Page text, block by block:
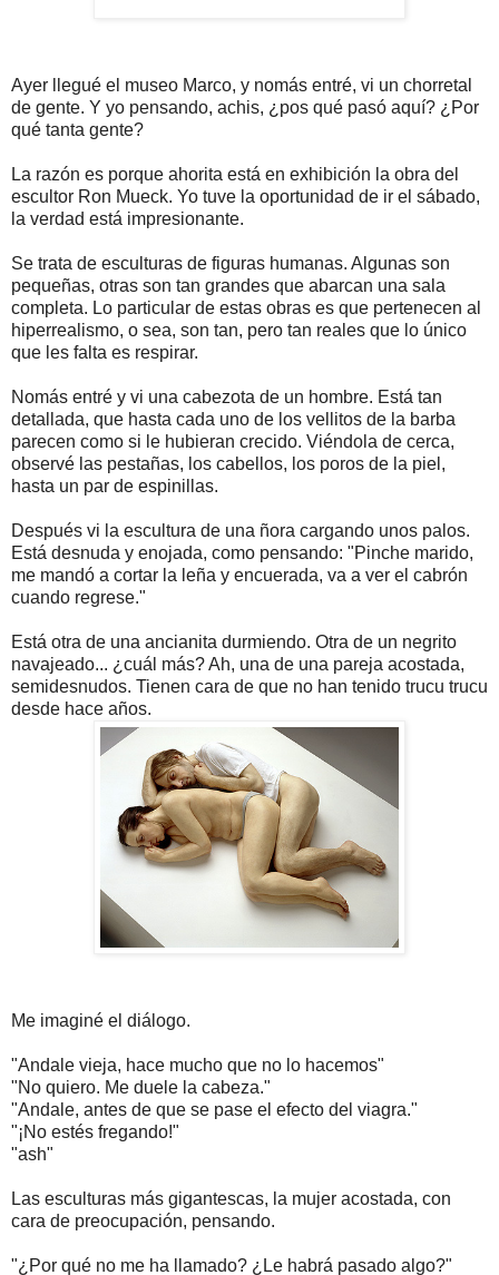
Ayer llegué el museo Marco, y nomás entré, vi un chorretal
de gente. Y yo pensando, achis, ¿pos qué pasó aquí? ¿Por
qué tanta gente?
La razón es porque ahorita está en exhibición la obra del
escultor Ron Mueck. Yo tuve la oportunidad de ir el sábado,
la verdad está impresionante.
Se trata de esculturas de figuras humanas. Algunas son
pequeñas, otras son tan grandes que abarcan una sala
completa. Lo particular de estas obras es que pertenecen al
hiperrealismo, o sea, son tan, pero tan reales que lo único
que les falta es respirar.
Nomás entré y vi una cabezota de un hombre. Está tan
detallada, que hasta cada uno de los vellitos de la barba
parecen como si le hubieran crecido. Viéndola de cerca,
observé las pestañas, los cabellos, los poros de la piel,
hasta un par de espinillas.
Después vi la escultura de una ñora cargando unos palos.
Está desnuda y enojada, como pensando: "Pinche marido,
me mandó a cortar la leña y encuerada, va a ver el cabrón
cuando regrese."
Está otra de una ancianita durmiendo. Otra de un negrito
navajeado... ¿cuál más? Ah, una de una pareja acostada,
semidesnudos. Tienen cara de que no han tenido trucu trucu
desde hace años.
Me imaginé el diálogo.
"Andale vieja, hace mucho que no lo hacemos"
"No quiero. Me duele la cabeza."
"Andale, antes de que se pase el efecto del viagra."
"¡No estés fregando!"
"ash"
Las esculturas más gigantescas, la mujer acostada, con
cara de preocupación, pensando.
"¿Por qué no me ha llamado? ¿Le habrá pasado algo?"